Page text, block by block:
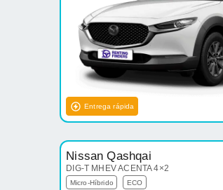
Entrega rápida
Nissan Qashqai
DIG-T MHEV ACENTA 4×2
Micro-Híbrido ECO